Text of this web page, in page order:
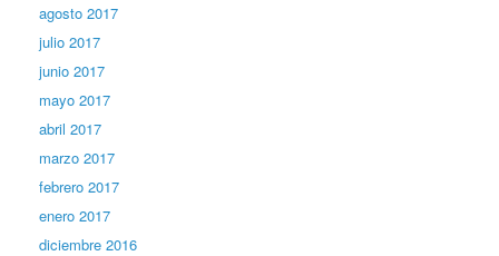
agosto 2017
julio 2017
junio 2017
mayo 2017
abril 2017
marzo 2017
febrero 2017
enero 2017
diciembre 2016